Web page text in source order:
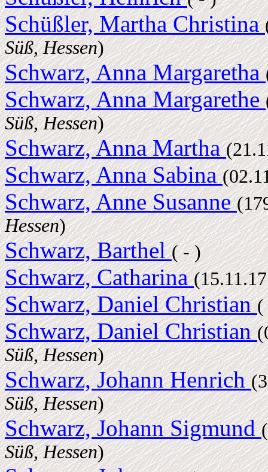
Schüßler, Martha Christina
Süß, Hessen)
Schwarz, Anna Margaretha
Schwarz, Anna Margarethe
Süß, Hessen)
Schwarz, Anna Martha
Schwarz, Anna Sabina
Schwarz, Anne Susanne
Hessen)
Schwarz, Barthel( - )
Schwarz, Catharina
Schwarz, Daniel Christian(
Schwarz, Daniel Christian
Süß, Hessen)
Schwarz, Johann Henrich
Süß, Hessen)
Schwarz, Johann Sigmund
Süß, Hessen)